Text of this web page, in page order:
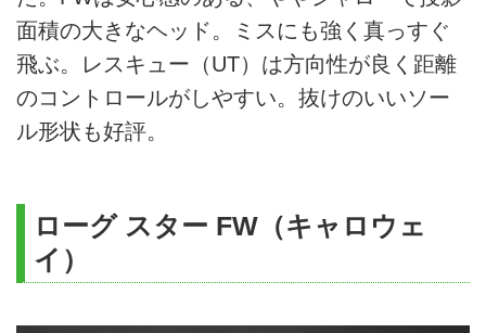
面積の大きなヘッド。ミスにも強く真っすぐ
飛ぶ。レスキュー（UT）は方向性が良く距離
のコントロールがしやすい。抜けのいいソー
ル形状も好評。
ローグ スター FW（キャロウェ
イ）